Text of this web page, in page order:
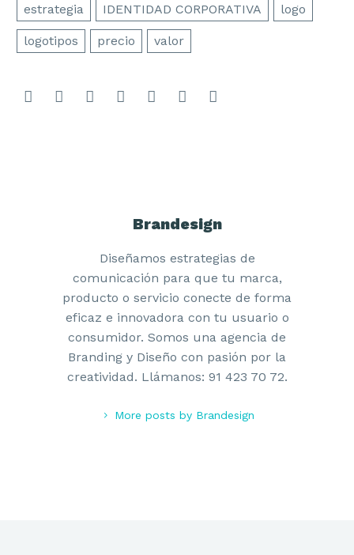
estrategia IDENTIDAD CORPORATIVA logo
logotipos precio valor
Brandesign
Diseñamos estrategias de
comunicación para que tu marca,
producto o servicio conecte de forma
eficaz e innovadora con tu usuario o
consumidor. Somos una agencia de
Branding y Diseño con pasión por la
creatividad. Llámanos: 91 423 70 72.
More posts by Brandesign